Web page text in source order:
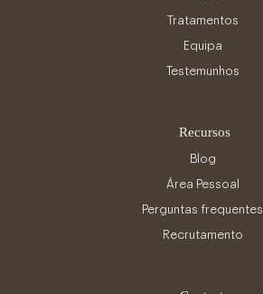
Tratamentos
Equipa
Testemunhos
Recursos
Blog
Área Pessoal
Perguntas frequentes
Recrutamento